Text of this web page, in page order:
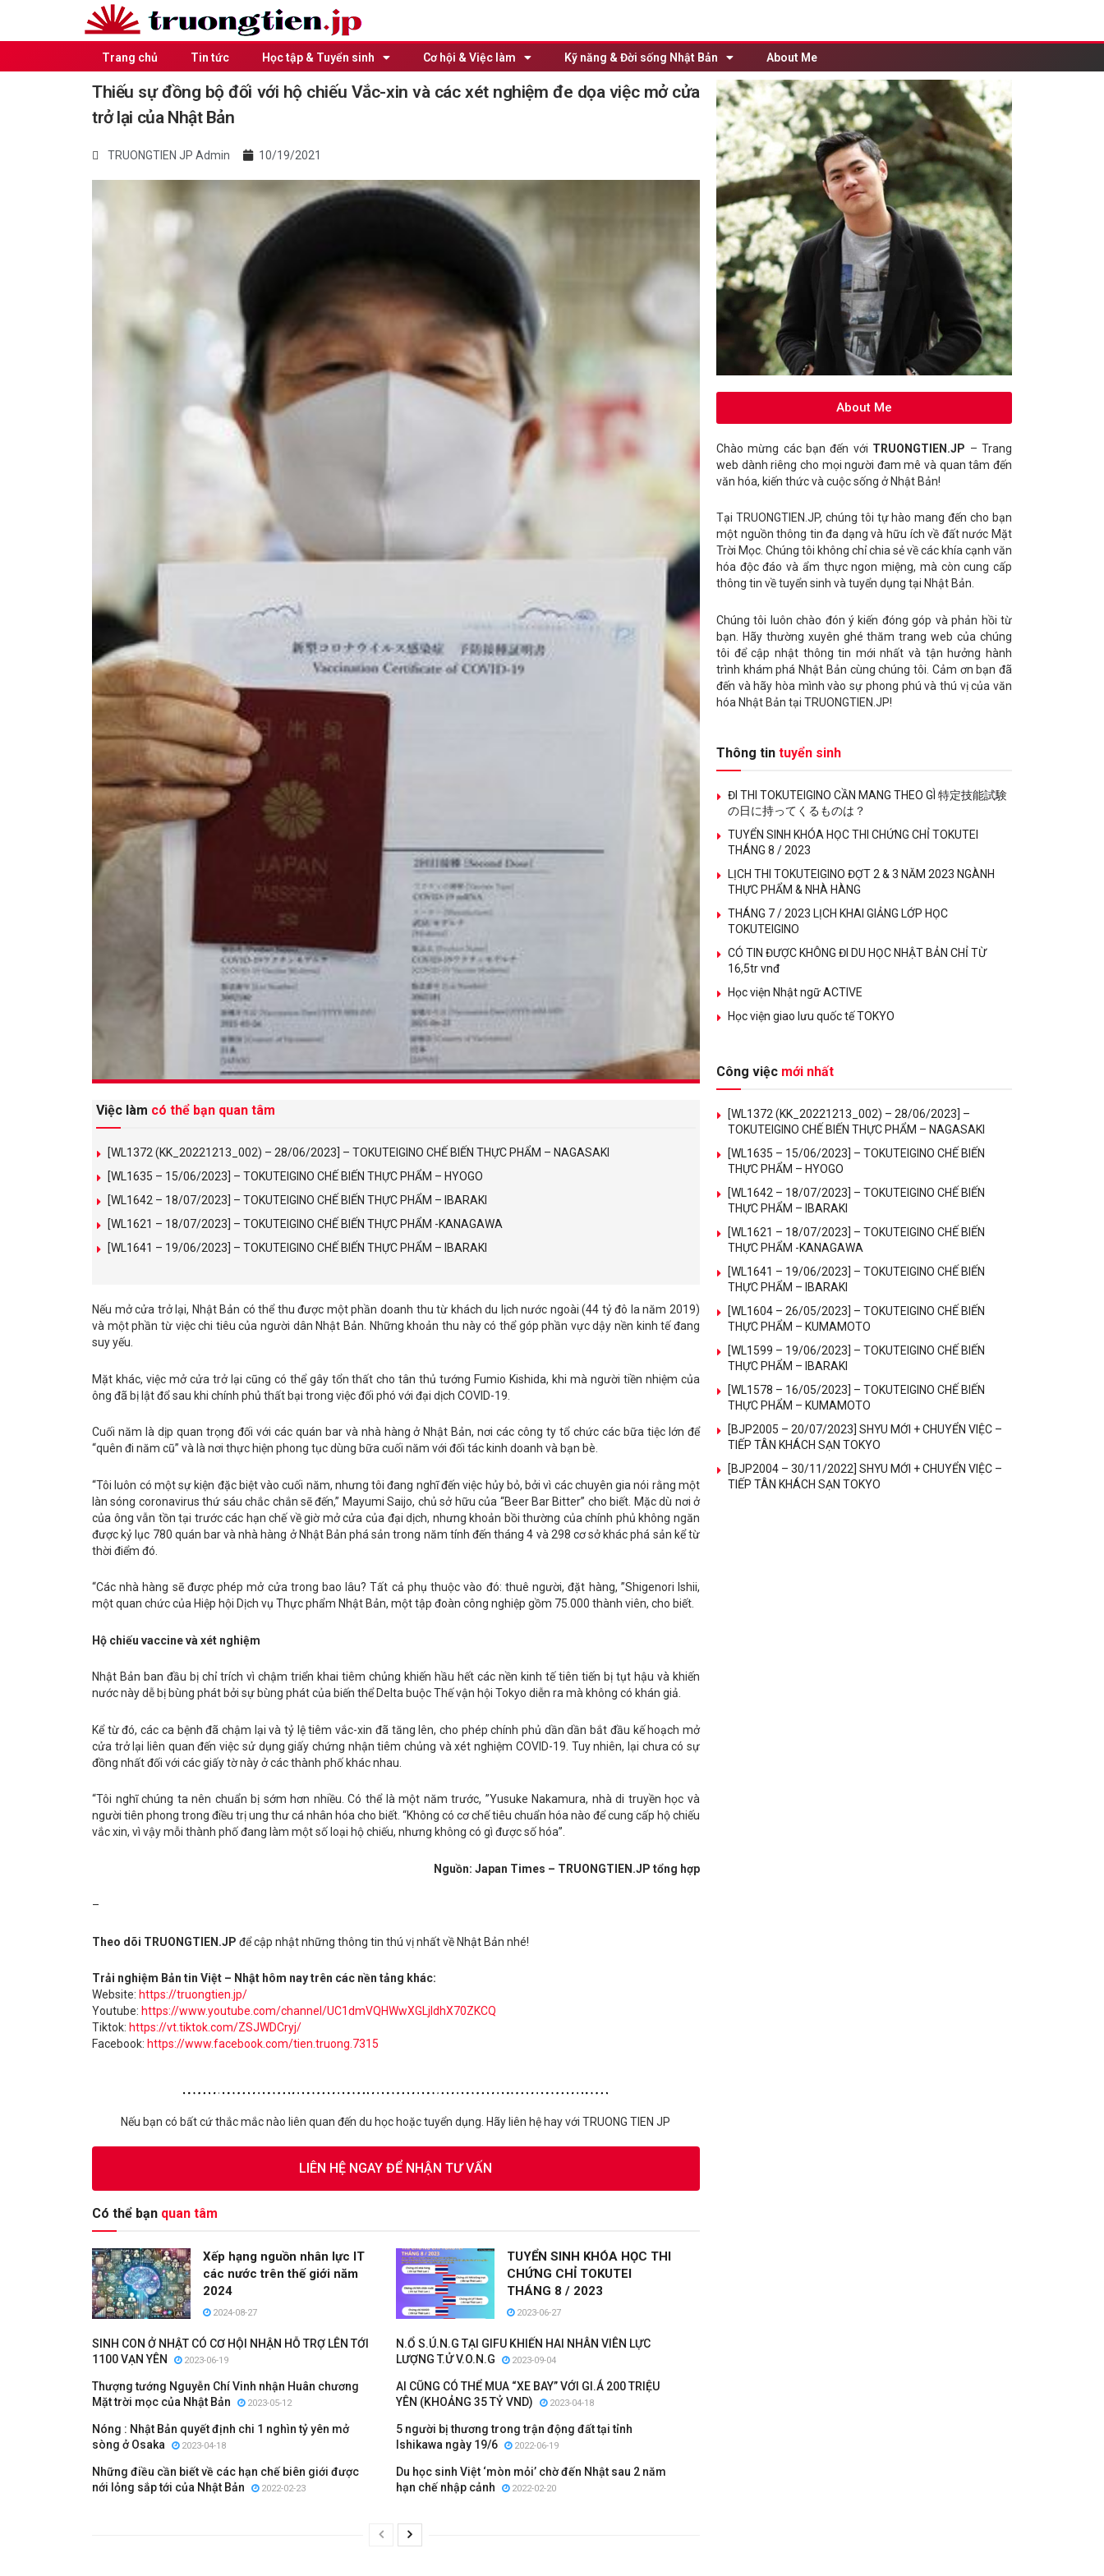
Trang chủ Tin tức Học tập & Tuyển sinh Cơ hội & Việc làm Kỹ năng & Đời sống Nhật Bản About Me
Thiếu sự đồng bộ đối với hộ chiếu Vắc-xin và các xét nghiệm đe dọa việc mở cửa
trở lại của Nhật Bản
TRUONGTIEN JP Admin 10/19/2021
Việc làm có thể bạn quan tâm
[WL1372 (KK_20221213_002) – 28/06/2023] – TOKUTEIGINO CHẾ BIẾN THỰC PHẨM – NAGASAKI
[WL1635 – 15/06/2023] – TOKUTEIGINO CHẾ BIẾN THỰC PHẨM – HYOGO
[WL1642 – 18/07/2023] – TOKUTEIGINO CHẾ BIẾN THỰC PHẨM – IBARAKI
[WL1621 – 18/07/2023] – TOKUTEIGINO CHẾ BIẾN THỰC PHẨM -KANAGAWA
[WL1641 – 19/06/2023] – TOKUTEIGINO CHẾ BIẾN THỰC PHẨM – IBARAKI
Nếu mở cửa trở lại, Nhật Bản có thể thu được một phần doanh thu từ khách du lịch nước ngoài (44 tỷ đô la năm 2019)
và một phần từ việc chi tiêu của người dân Nhật Bản. Những khoản thu này có thể góp phần vực dậy nền kinh tế đang
suy yếu.
Mặt khác, việc mở cửa trở lại cũng có thể gây tổn thất cho tân thủ tướng Fumio Kishida, khi mà người tiền nhiệm của
ông đã bị lật đổ sau khi chính phủ thất bại trong việc đối phó với đại dịch COVID-19.
Cuối năm là dịp quan trọng đối với các quán bar và nhà hàng ở Nhật Bản, nơi các công ty tổ chức các bữa tiệc lớn để
“quên đi năm cũ” và là nơi thực hiện phong tục dùng bữa cuối năm với đối tác kinh doanh và bạn bè.
“Tôi luôn có một sự kiện đặc biệt vào cuối năm, nhưng tôi đang nghĩ đến việc hủy bỏ, bởi vì các chuyên gia nói rằng một
làn sóng coronavirus thứ sáu chắc chắn sẽ đến,” Mayumi Saijo, chủ sở hữu của “Beer Bar Bitter” cho biết. Mặc dù nơi ở
của ông vẫn tồn tại trước các hạn chế về giờ mở cửa của đại dịch, nhưng khoản bồi thường của chính phủ không ngăn
được kỷ lục 780 quán bar và nhà hàng ở Nhật Bản phá sản trong năm tính đến tháng 4 và 298 cơ sở khác phá sản kể từ
thời điểm đó.
“Các nhà hàng sẽ được phép mở cửa trong bao lâu? Tất cả phụ thuộc vào đó: thuê người, đặt hàng, ”Shigenori Ishii,
một quan chức của Hiệp hội Dịch vụ Thực phẩm Nhật Bản, một tập đoàn công nghiệp gồm 75.000 thành viên, cho biết.
Hộ chiếu vaccine và xét nghiệm
Nhật Bản ban đầu bị chỉ trích vì chậm triển khai tiêm chủng khiến hầu hết các nền kinh tế tiên tiến bị tụt hậu và khiến
nước này dễ bị bùng phát bởi sự bùng phát của biến thể Delta buộc Thế vận hội Tokyo diễn ra mà không có khán giả.
Kể từ đó, các ca bệnh đã chậm lại và tỷ lệ tiêm vắc-xin đã tăng lên, cho phép chính phủ dần dần bắt đầu kế hoạch mở
cửa trở lại liên quan đến việc sử dụng giấy chứng nhận tiêm chủng và xét nghiệm COVID-19. Tuy nhiên, lại chưa có sự
đồng nhất đối với các giấy tờ này ở các thành phố khác nhau.
“Tôi nghĩ chúng ta nên chuẩn bị sớm hơn nhiều. Có thể là một năm trước, ”Yusuke Nakamura, nhà di truyền học và
người tiên phong trong điều trị ung thư cá nhân hóa cho biết. “Không có cơ chế tiêu chuẩn hóa nào để cung cấp hộ chiếu
vắc xin, vì vậy mỗi thành phố đang làm một số loại hộ chiếu, nhưng không có gì được số hóa”.
Nguồn: Japan Times – TRUONGTIEN.JP tổng hợp
–
Theo dõi TRUONGTIEN.JP để cập nhật những thông tin thú vị nhất về Nhật Bản nhé!
Trải nghiệm Bản tin Việt – Nhật hôm nay trên các nền tảng khác:
Website: https://truongtien.jp/
Youtube: https://www.youtube.com/channel/UC1dmVQHWwXGLjldhX70ZKCQ
Tiktok: https://vt.tiktok.com/ZSJWDCryj/
Facebook: https://www.facebook.com/tien.truong.7315
Nếu bạn có bất cứ thắc mắc nào liên quan đến du học hoặc tuyển dụng. Hãy liên hệ hay với TRUONG TIEN JP
LIÊN HỆ NGAY ĐỂ NHẬN TƯ VẤN
Có thể bạn quan tâm
Xếp hạng nguồn nhân lực IT
các nước trên thế giới năm
2024
2024-08-27
TUYỂN SINH KHÓA HỌC THI
CHỨNG CHỈ TOKUTEI
THÁNG 8 / 2023
2023-06-27
SINH CON Ở NHẬT CÓ CƠ HỘI NHẬN HỖ TRỢ LÊN TỚI
1100 VẠN YÊN
2023-06-19
N.Ổ S.Ú.N.G TẠI GIFU KHIẾN HAI NHÂN VIÊN LỰC
LƯỢNG T.Ử V.O.N.G
2023-09-04
Thượng tướng Nguyễn Chí Vinh nhận Huân chương
Mặt trời mọc của Nhật Bản
2023-05-12
AI CŨNG CÓ THỂ MUA “XE BAY” VỚI GI.Á 200 TRIỆU
YÊN (KHOẢNG 35 TỶ VND)
2023-04-18
Nóng : Nhật Bản quyết định chi 1 nghìn tỷ yên mở
sòng ở Osaka
2023-04-18
5 người bị thương trong trận động đất tại tỉnh
Ishikawa ngày 19/6
2022-06-19
Những điều cần biết về các hạn chế biên giới được
nới lỏng sắp tới của Nhật Bản
2022-02-23
Du học sinh Việt ‘mòn mỏi’ chờ đến Nhật sau 2 năm
hạn chế nhập cảnh
2022-02-20
About Me
Chào mừng các bạn đến với TRUONGTIEN.JP – Trang
web dành riêng cho mọi người đam mê và quan tâm đến
văn hóa, kiến thức và cuộc sống ở Nhật Bản!
Tại TRUONGTIEN.JP, chúng tôi tự hào mang đến cho bạn
một nguồn thông tin đa dạng và hữu ích về đất nước Mặt
Trời Mọc. Chúng tôi không chỉ chia sẻ về các khía cạnh văn
hóa độc đáo và ẩm thực ngon miệng, mà còn cung cấp
thông tin về tuyển sinh và tuyển dụng tại Nhật Bản.
Chúng tôi luôn chào đón ý kiến đóng góp và phản hồi từ
bạn. Hãy thường xuyên ghé thăm trang web của chúng
tôi để cập nhật thông tin mới nhất và tận hưởng hành
trình khám phá Nhật Bản cùng chúng tôi. Cảm ơn bạn đã
đến và hãy hòa mình vào sự phong phú và thú vị của văn
hóa Nhật Bản tại TRUONGTIEN.JP!
Thông tin tuyển sinh
ĐI THI TOKUTEIGINO CẦN MANG THEO GÌ 特定技能試験
の日に持ってくるものは？
TUYỂN SINH KHÓA HỌC THI CHỨNG CHỈ TOKUTEI
THÁNG 8 / 2023
LỊCH THI TOKUTEIGINO ĐỢT 2 & 3 NĂM 2023 NGÀNH
THỰC PHẨM & NHÀ HÀNG
THÁNG 7 / 2023 LỊCH KHAI GIẢNG LỚP HỌC
TOKUTEIGINO
CÓ TIN ĐƯỢC KHÔNG ĐI DU HỌC NHẬT BẢN CHỈ TỪ
16,5tr vnđ
Học viện Nhật ngữ ACTIVE
Học viện giao lưu quốc tế TOKYO
Công việcmới nhất
[WL1372 (KK_20221213_002) – 28/06/2023] –
TOKUTEIGINO CHẾ BIẾN THỰC PHẨM – NAGASAKI
[WL1635 – 15/06/2023] – TOKUTEIGINO CHẾ BIẾN
THỰC PHẨM – HYOGO
[WL1642 – 18/07/2023] – TOKUTEIGINO CHẾ BIẾN
THỰC PHẨM – IBARAKI
[WL1621 – 18/07/2023] – TOKUTEIGINO CHẾ BIẾN
THỰC PHẨM -KANAGAWA
[WL1641 – 19/06/2023] – TOKUTEIGINO CHẾ BIẾN
THỰC PHẨM – IBARAKI
[WL1604 – 26/05/2023] – TOKUTEIGINO CHẾ BIẾN
THỰC PHẨM – KUMAMOTO
[WL1599 – 19/06/2023] – TOKUTEIGINO CHẾ BIẾN
THỰC PHẨM – IBARAKI
[WL1578 – 16/05/2023] – TOKUTEIGINO CHẾ BIẾN
THỰC PHẨM – KUMAMOTO
[BJP2005 – 20/07/2023] SHYU MỚI + CHUYỂN VIỆC –
TIẾP TÂN KHÁCH SẠN TOKYO
[BJP2004 – 30/11/2022] SHYU MỚI + CHUYỂN VIỆC –
TIẾP TÂN KHÁCH SẠN TOKYO